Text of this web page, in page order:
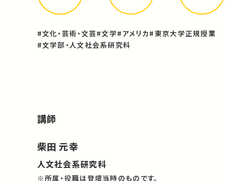
#文化・芸術・文芸#文学#アメリカ#東京大学正規授業
#文学部・人文社会系研究科
講師
柴田 元幸
人文社会系研究科
※所属・役職は登壇当時のものです。